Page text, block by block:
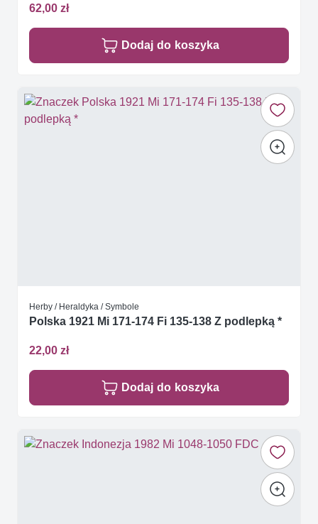
62,00 zł
Dodaj do koszyka
Herby / Heraldyka / Symbole
Polska 1921 Mi 171-174 Fi 135-138 Z podlepką *
22,00 zł
Dodaj do koszyka